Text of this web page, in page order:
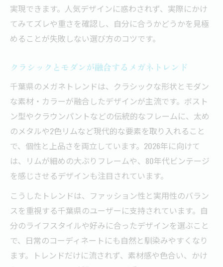
実現できます。人気デザインに惑わされず、実際にかけ
てみてズレや重さを確認し、自分に合うかどうかを見極
めることが失敗しない選び方のコツです。
クラシックとモダンが融合するメガネトレンド
千葉県のメガネトレンドは、クラシックな形状とモダン
な素材・カラーが融合したデザインが主流です。ボスト
ン型やクラウンパントなどの伝統的なフレームに、太め
のメタルや2色リムなど現代的な要素を取り入れること
で、個性と上品さを両立しています。2026年に向けて
は、リムが細めの大ぶりフレームや、80年代ビンテージ
を感じさせるデザインも注目されています。
こうしたトレンドは、ファッション性と実用性のバラン
スを重視する千葉県のユーザーに支持されています。自
分のライフスタイルや好みに合ったデザインを選ぶこと
で、日常のコーディネートにも自然と馴染みやすくなり
ます。トレンドだけに流されず、素材感や色合い、かけ